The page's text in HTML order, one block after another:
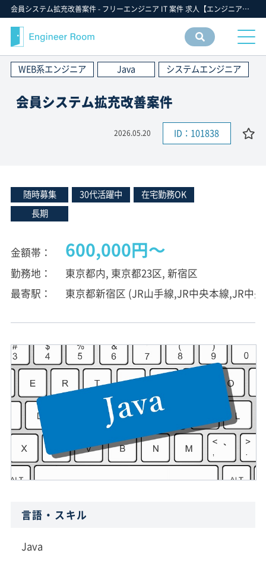
会員システム拡充改善案件 - フリーエンジニア IT 案件 求人【エンジニアルーム】ITフリーランス ITエンジニア IT個人事業主 仕事 転職 募集
情報
検索
WEB系エンジニア Java システムエンジニア
会員システム拡充改善案件
2026.05.20 ID：101838
随時募集 30代活躍中
在宅勤務OK
長期
金額帯 600,000円〜
勤務地
東京都内, 東京都23区, 新宿区
最寄駅
東京都新宿区 (JR山手線,JR中央本線,JR中
言語・スキル
Java